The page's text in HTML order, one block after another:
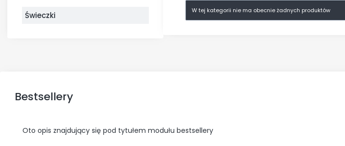
Świeczki W tej kategorii nie ma obecnie żadnych produktów
Bestsellery
Oto opis znajdujący się pod tytułem modułu bestsellery